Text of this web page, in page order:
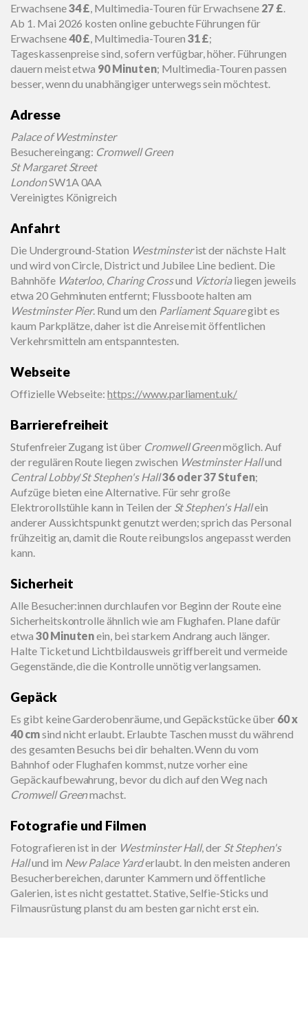
Erwachsene34 £ , Multimedia-Touren für Erwachsene 27 £
Ab 1. Mai 2026 kosten online gebuchte Führungen für
Erwachsene40 £ , Multimedia-Touren 31 £;
Tageskassenpreise sind, sofern verfügbar, höher. Führungen
dauern meist etwa 90 Minuten; Multimedia-Touren passen
besser, wenn du unabhängiger unterwegs sein möchtest.
Adresse
Palace of Westminster
Besuchereingang: Cromwell Green
St Margaret Street
LondonSW1A 0AA
Vereinigtes Königreich
Anfahrt
Die Underground-Station Westminsterist der nächste Halt
und wird von Circle, District und Jubilee Line bedient. Die
Bahnhöfe Waterloo, Charing Crossund Victorialiegen jeweils
etwa 20 Gehminuten entfernt; Flussboote halten am
Westminster Pier. Rund um den Parliament Squaregibt es
kaum Parkplätze, daher ist die Anreise mit öffentlichen
Verkehrsmitteln am entspanntesten.
Webseite
Offizielle Webseite:https://www.parliament.uk/
Barrierefreiheit
Stufenfreier Zugang ist über Cromwell Greenmöglich. Auf
der regulären Route liegen zwischen Westminster Hallund
Central Lobby/St Stephen's Hall36 oder 37 Stufen;
Aufzüge bieten eine Alternative. Für sehr große
Elektrorollstühle kann in Teilen der St Stephen's Hallein
anderer Aussichtspunkt genutzt werden; sprich das Personal
frühzeitig an, damit die Route reibungslos angepasst werden
kann.
Sicherheit
Alle Besucher:innen durchlaufen vor Beginn der Route eine
Sicherheitskontrolle ähnlich wie am Flughafen. Plane dafür
etwa 30 Minutenein, bei starkem Andrang auch länger.
Halte Ticket und Lichtbildausweis griffbereit und vermeide
Gegenstände, die die Kontrolle unnötig verlangsamen.
Gepäck
Es gibt keine Garderobenräume, und Gepäckstücke über 60 x
40 cmsind nicht erlaubt. Erlaubte Taschen musst du während
des gesamten Besuchs bei dir behalten. Wenn du vom
Bahnhof oder Flughafen kommst, nutze vorher eine
Gepäckaufbewahrung, bevor du dich auf den Weg nach
Cromwell Greenmachst.
Fotografie und Filmen
Fotografieren ist in der Westminster Hall, der St Stephen's
Hallund im New Palace Yarderlaubt. In den meisten anderen
Besucherbereichen, darunter Kammern und öffentliche
Galerien, ist es nicht gestattet. Stative, Selfie-Sticks und
Filmausrüstung planst du am besten gar nicht erst ein.